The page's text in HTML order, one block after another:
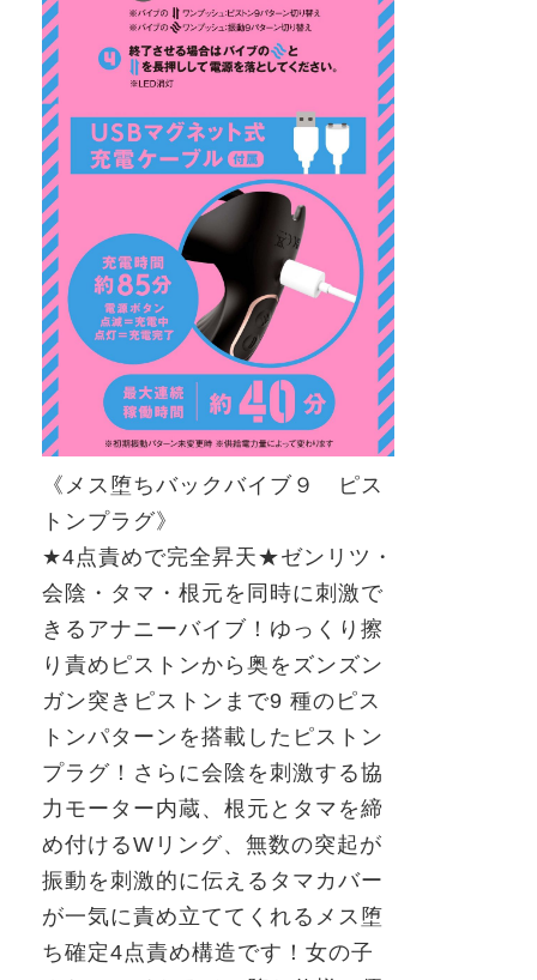
《メス堕ちバックバイブ９ ピス
トンプラグ》
★4点責めで完全昇天★ゼンリツ・
会陰・タマ・根元を同時に刺激で
きるアナニーバイブ！ゆっくり擦
り責めピストンから奥をズンズン
ガン突きピストンまで9 種のピス
トンパターンを搭載したピストン
プラグ！さらに会陰を刺激する協
力モーター内蔵、根元とタマを締
め付けるW リング、無数の突起が
振動を刺激的に伝えるタマカバー
が一気に責め立ててくれるメス堕
ち確定4点責め構造です！女の子